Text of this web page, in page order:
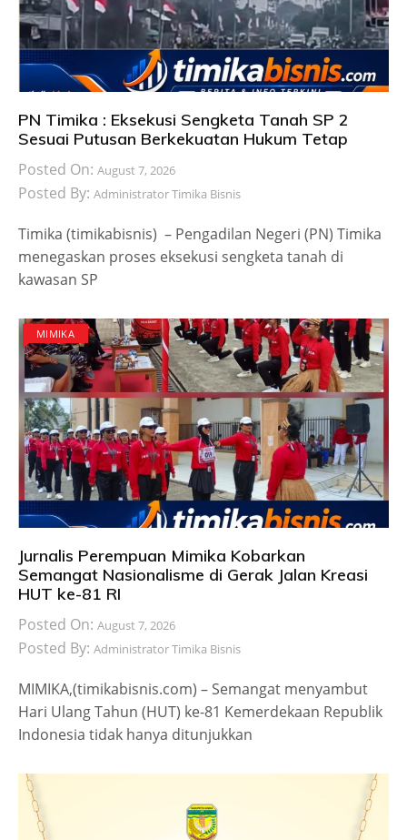
PN Timika : Eksekusi Sengketa Tanah SP 2
Sesuai Putusan Berkekuatan Hukum Tetap
Posted On: August 7, 2026
Posted By: Administrator Timika Bisnis
Timika (timikabisnis) – Pengadilan Negeri (PN) Timika
menegaskan proses eksekusi sengketa tanah di
kawasan SP
MIMIKA
Jurnalis Perempuan Mimika Kobarkan
Semangat Nasionalisme di Gerak Jalan Kreasi
HUT ke-81 RI
Posted On: August 7, 2026
Posted By: Administrator Timika Bisnis
MIMIKA,(timikabisnis.com) – Semangat menyambut
Hari Ulang Tahun (HUT) ke-81 Kemerdekaan Republik
Indonesia tidak hanya ditunjukkan